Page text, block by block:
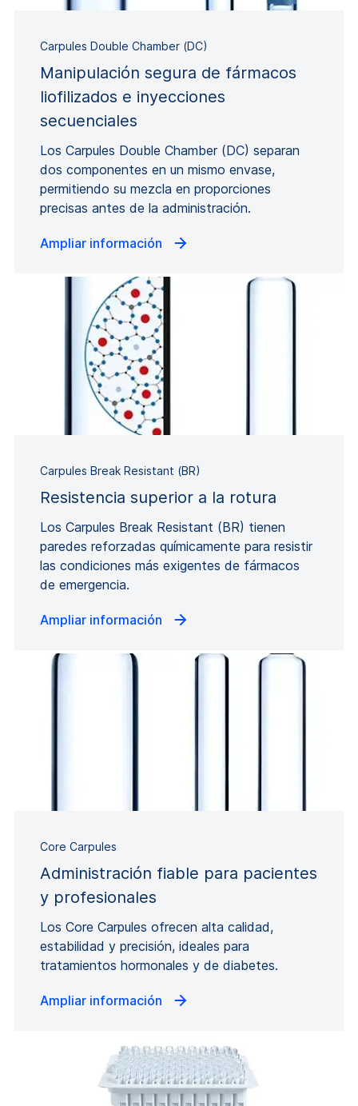
Carpules Double Chamber (DC)
Manipulación segura de fármacos
liofilizados e inyecciones
secuenciales
Los Carpules Double Chamber (DC) separan
dos componentes en un mismo envase,
permitiendo su mezcla en proporciones
precisas antes de la administración.
Ampliar información
Carpules Break Resistant (BR)
Resistencia superior a la rotura
Los Carpules Break Resistant (BR) tienen
paredes reforzadas químicamente para resistir
las condiciones más exigentes de fármacos
de emergencia.
Ampliar información
Core Carpules
Administración fiable para pacientes
y profesionales
Los Core Carpules ofrecen alta calidad,
estabilidad y precisión, ideales para
tratamientos hormonales y de diabetes.
Ampliar información